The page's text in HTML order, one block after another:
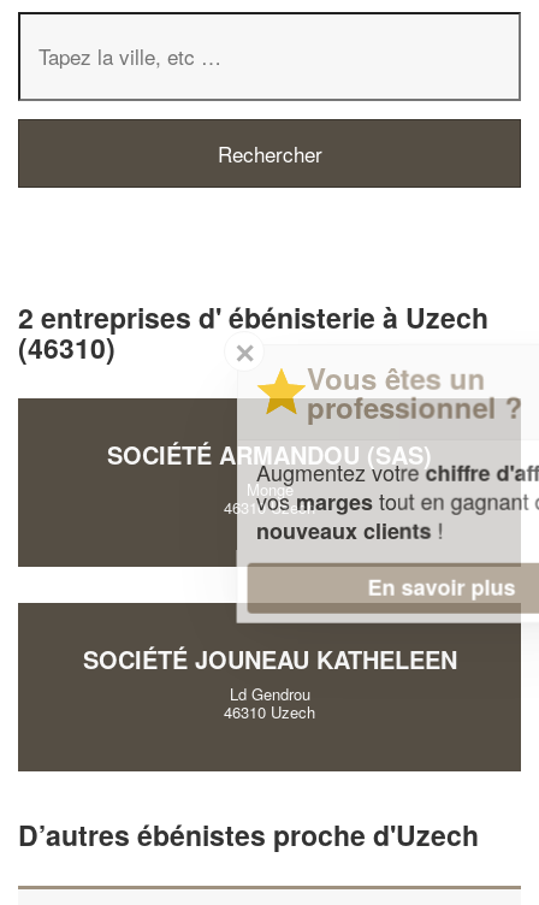
2 entreprises d' ébénisterie à Uzech
(46310)
SOCIÉTÉ ARMANDOU (SAS)
Monge
46310 Uzech
SOCIÉTÉ JOUNEAU KATHELEEN
Ld Gendrou
46310 Uzech
D’autres ébénistes proche d'Uzech
Vous êtes un
professionnel ?
Augmentez votrechiffre d'affaireset
margestout en gagnant de
nouveaux clients!
En savoir plus